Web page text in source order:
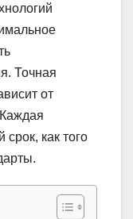
Точная
от
как того